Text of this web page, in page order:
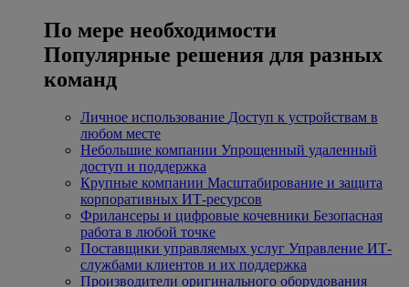
По мере необходимости
Популярные решения для разных
команд
Личное использование Доступ к устройствам в
любом месте
Небольшие компании Упрощенный удаленный
доступ и поддержка
Крупные компании Масштабирование и защита
корпоративных ИТ-ресурсов
Фрилансеры и цифровые кочевники Безопасная
работа в любой точке
Поставщики управляемых услуг Управление ИТ-
службами клиентов и их поддержка
Производители оригинального оборудования